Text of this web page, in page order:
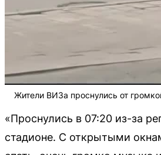
Жители ВИЗа проснулись от
«Проснулись в 07:20 из-за
стадионе. С открытыми